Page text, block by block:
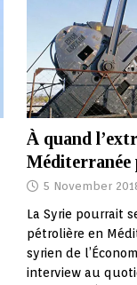
À quand
Méditerranée
5 November
La Syrie pourrait
pétrolière en
syrien de
interview au